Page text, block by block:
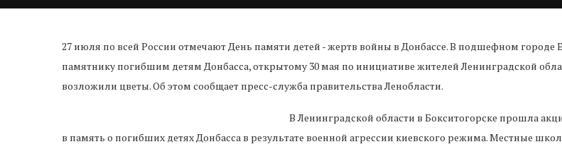
27 июля по всей России отмечают День памяти детей - жертв войны в Донбассе. В подшефном городе
памятнику погибшим детям Донбасса, открытому 30 мая по инициативе жителей Ленинградской
возложили цветы. Об этом сообщает пресс-служба правительства Ленобласти.
В Ленинградской области в Бокситогорске прошла
в память о погибших детях Донбасса в результате военной агрессии киевского режима. Местные